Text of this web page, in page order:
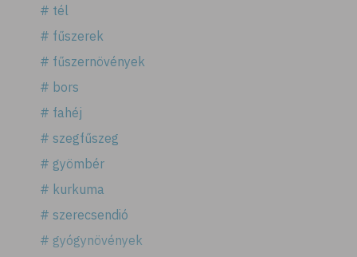
# tél
# fűszerek
# fűszernövények
# bors
# fahéj
# szegfűszeg
# gyömbér
# kurkuma
# szerecsendió
# gyógynövények